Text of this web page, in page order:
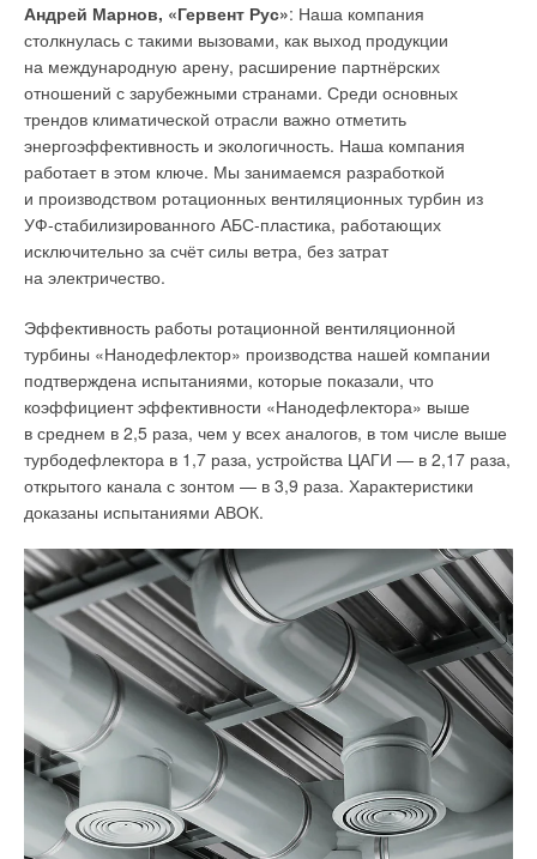
Андрей Марнов, «Гервент Рус»: Наша компания
столкнулась с такими вызовами, как выход продукции
на международную арену, расширение партнёрских
отношений с зарубежными странами. Среди основных
трендов климатической отрасли важно отметить
энергоэффективность и экологичность. Наша компания
работает в этом ключе. Мы занимаемся разработкой
и производством ротационных вентиляционных турбин из
УФ-стабилизированного АБС-пластика, работающих
исключительно за счёт силы ветра, без затрат
на электричество.
Эффективность работы ротационной вентиляционной
турбины «Нанодефлектор» производства нашей компании
подтверждена испытаниями, которые показали, что
коэффициент эффективности «Нанодефлектора» выше
в среднем в 2,5 раза, чем у всех аналогов, в том числе выше
турбодефлектора в 1,7 раза, устройства ЦАГИ — в 2,17 раза,
открытого канала с зонтом — в 3,9 раза. Характеристики
доказаны испытаниями АВОК.
норм и устанавливается класс энергетической
эффективности, который подтверждается экспертизой,
а утверждение класса по результатам приёмочных
испытаний остаётся за стройнадзором, как и полагается по
№261-ФЗ.
Тогда перечисленные выше подпункты должны быть
исключены из «Состава разделов проектной документации»,
а в п. 15 раздела 5 включить следующий подпункт:«ж)
подраздел "Энергоэффективность здания и систем их
инженерного обеспечения"»
газоснабжения» в новом пункте со следующим текстом:
21-1. Подраздел «Энергоэффективность здания
и систем их инженерного обеспечения» раздела 5
должен содержать следующий текст:
а)Пояснительную записку: с расчётами приведённого
сопротивления теплопередаче наружных ограждений
и приложением протоколов теплотехнических испытаний,
подтверждающих принятые расчётные теплофизические
показатели строительных материалов, и сертификатов
соответствия на светопрозрачные ограждения; с расчётами
энергетических показателей здания и оценкой тепловой
энергоэффективности проекта по удельной годовой
величине расхода тепловой энергии на отопление
и вентиляцию строящегося или капитально ремонтируемого
здания, отнесённой к площади квартир жилого здания или